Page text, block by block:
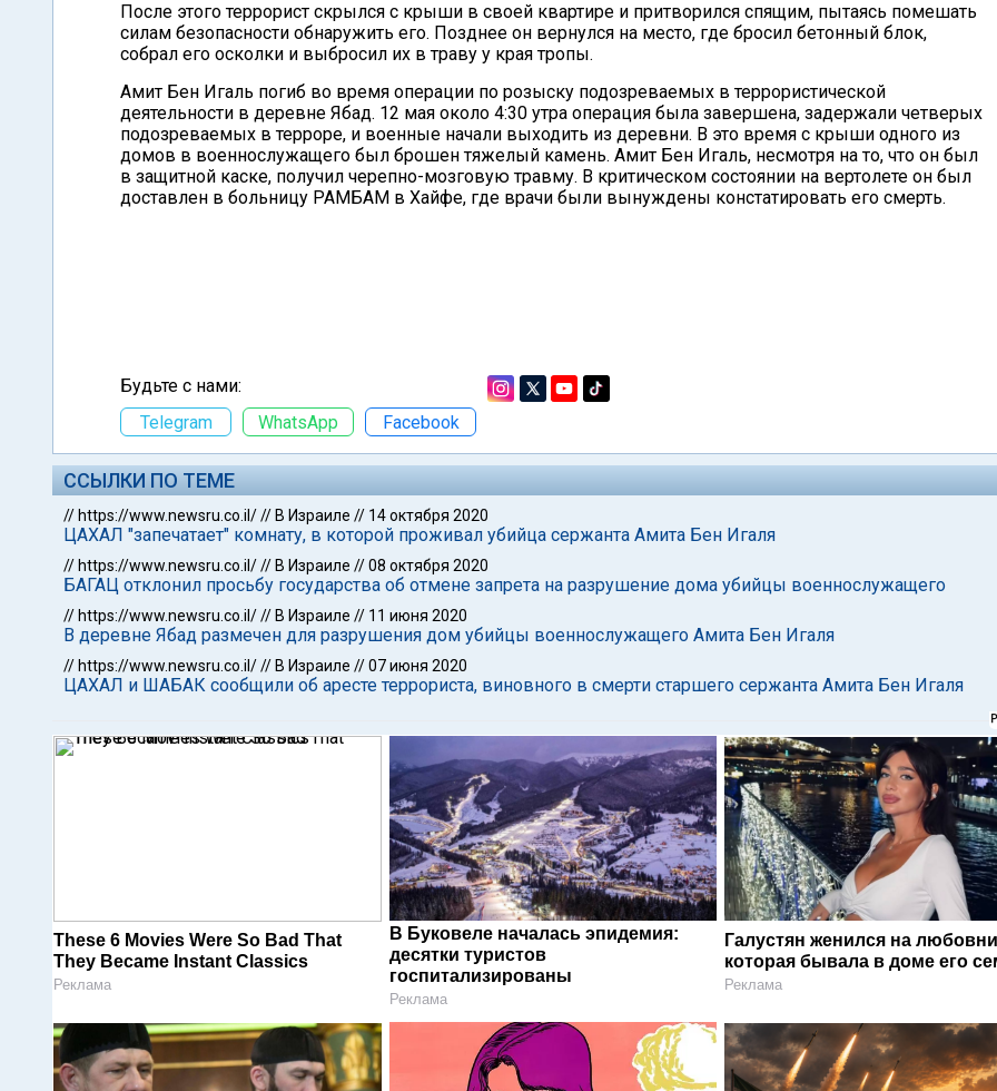
После этого террорист скрылся с крыши в своей квартире и притворился спящим, пытаясь помешать
силам безопасности обнаружить его. Позднее он вернулся на место, где бросил бетонный блок,
собрал его осколки и выбросил их в траву у края тропы.
Амит Бен Игаль погиб во время операции по розыску подозреваемых в террористической
деятельности в деревне Ябад. 12 мая около 4:30 утра операция была завершена, задержали четверых
подозреваемых в терроре, и военные начали выходить из деревни. В это время с крыши одного из
домов в военнослужащего был брошен тяжелый камень. Амит Бен Игаль, несмотря на то, что он был
в защитной каске, получил черепно-мозговую травму. В критическом состоянии на вертолете он был
доставлен в больницу РАМБАМ в Хайфе, где врачи были вынуждены констатировать его смерть.
Будьте с нами:
Telegram
WhatsApp Facebook
ССЫЛКИ ПО ТЕМЕ
// https://www.newsru.co.il/// В Израиле // 14 октября 2020
ЦАХАЛ "запечатает" комнату, в которой проживал убийца сержанта Амита Бен Игаля
// https://www.newsru.co.il/// В Израиле //08 октября 2020
БАГАЦ отклонил просьбу государства об отмене запрета на разрушение дома убийцы военнослужащего
// https://www.newsru.co.il/// В Израиле // 11 июня 2020
В деревне Ябад размечен для разрушения дом убийцы военнослужащего Амита Бен Игаля
// https://www.newsru.co.il/// В Израиле //07 июня 2020
ЦАХАЛ и ШАБАК сообщили об аресте террориста, виновного в смерти старшего сержанта Амита Бен Игаля
These 6 Movies Were So Bad That
They Became Instant Classics
Реклама
В Буковеле началась эпидемия:
десятки туристов
госпитализированы
Реклама
Галустян женился на
которая бывала в доме его
Реклама